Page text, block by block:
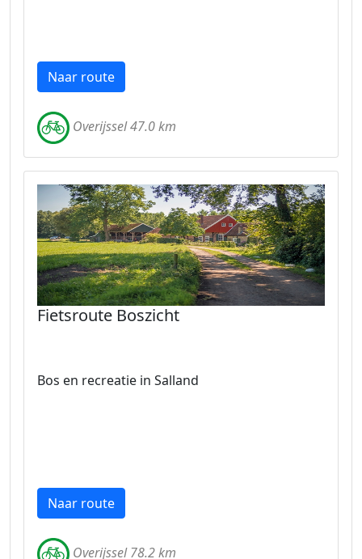
Naar route
Overijssel 47.0 km
Fietsroute Boszicht
Bos en recreatie in Salland
Naar route
Overijssel 78.2 km